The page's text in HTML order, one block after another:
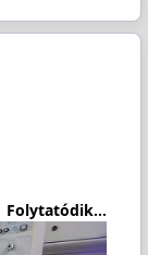
Folytatódik...